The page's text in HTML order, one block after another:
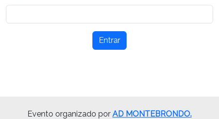
Entrar
Evento organizado por AD MONTEBRONDO.